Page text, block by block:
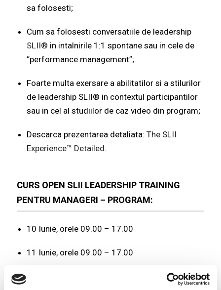
sa folosesti;
Cum sa folosesti conversatiile de leadership
SLII® in intalnirile 1:1 spontane sau in cele de
“performance management”;
Foarte multa exersare a abilitatilor si a stilurilor
de leadership SLII® in contextul participantilor
sau in cel al studiilor de caz video din program;
Descarca prezentarea detaliata: The SLII
Experience™ Detailed.
CURS OPEN SLII LEADERSHIP TRAINING
PENTRU MANAGERI – PROGRAM:
10 Iunie, orele 09.00 – 17.00
11 Iunie, orele 09.00 – 17.00